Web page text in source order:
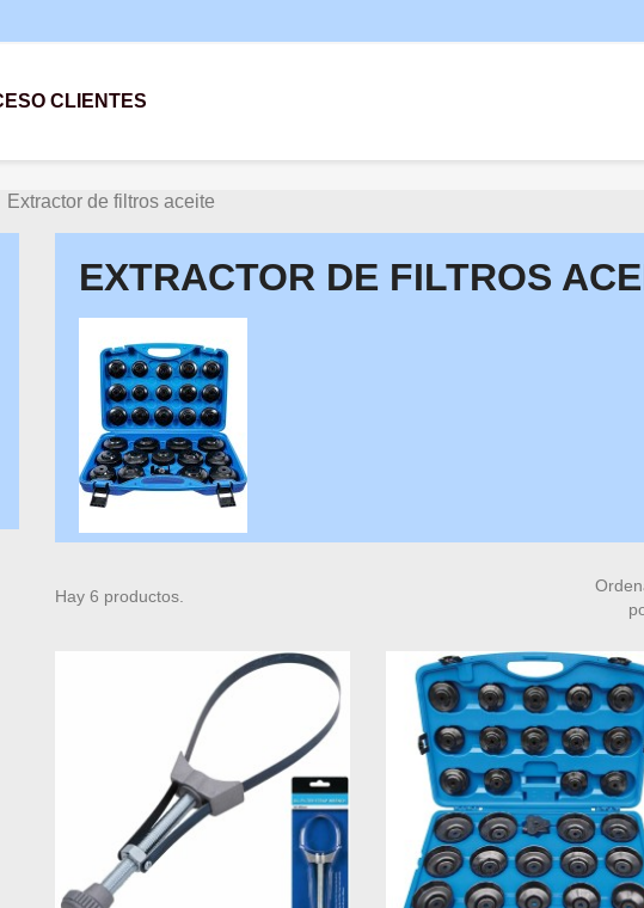
CLIENTES
Extractor de filtros aceite
EXTRACTOR DE FILTROS
Hay 6 productos.